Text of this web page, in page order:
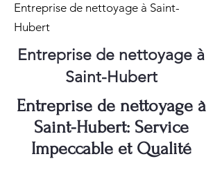
Entreprise de nettoyage à Saint-
Hubert
Entreprise de nettoyage à
Saint-Hubert
Entreprise de nettoyage à
Saint-Hubert: Service
Impeccable et Qualité